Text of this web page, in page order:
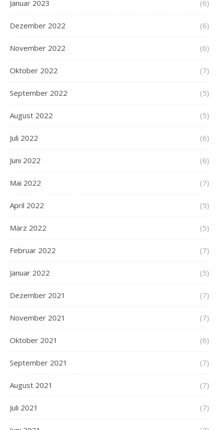
Januar 2023 (6)
Dezember 2022 (6)
November 2022 (6)
Oktober 2022 (7)
September 2022 (5)
August 2022 (5)
Juli 2022 (6)
Juni 2022 (6)
Mai 2022 (7)
April 2022 (5)
März 2022 (5)
Februar 2022 (7)
Januar 2022 (5)
Dezember 2021 (7)
November 2021 (7)
Oktober 2021 (6)
September 2021 (7)
August 2021 (7)
Juli 2021 (7)